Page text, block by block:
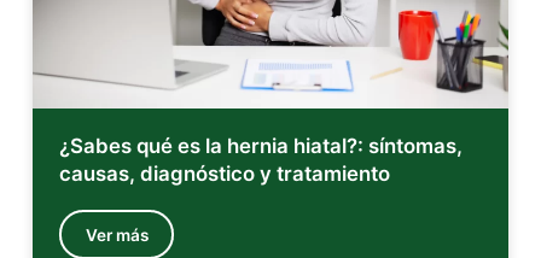
¿Sabes qué es la hernia hiatal?: síntomas,
causas, diagnóstico y tratamiento
Ver más